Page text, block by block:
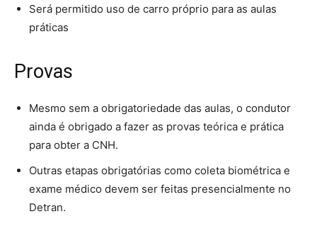
Será permitido uso de carro próprio para as aulas
práticas
Provas
Mesmo sem a obrigatoriedade das aulas, o condutor
ainda é obrigado a fazer as provas teórica e prática
para obter a CNH.
Outras etapas obrigatórias como coleta biométrica e
exame médico devem ser feitas presencialmente no
Detran.